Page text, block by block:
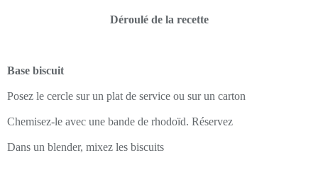
Déroulé de la recette
Base biscuit
Posez le cercle sur un plat de service ou sur un carton
Chemisez-le avec une bande de rhodoïd. Réservez
Dans un blender, mixez les biscuits